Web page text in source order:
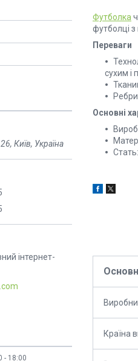
Футболка
футболці з
Переваги
сухим і
Основні
Країна
Київ, Україна
інтернет-
18:00